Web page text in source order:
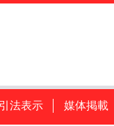
法表示 媒体掲載